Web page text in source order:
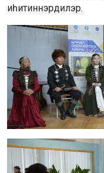
иһитиннэрдилэр.